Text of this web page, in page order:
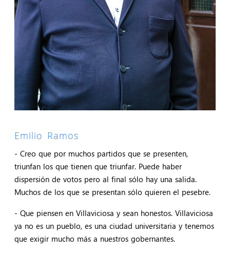
Emilio Ramos
- Creo que por muchos partidos que se presenten,
triunfan los que tienen que triunfar. Puede haber
dispersión de votos pero al final sólo hay una salida.
Muchos de los que se presentan sólo quieren el pesebre.
- Que piensen en Villaviciosa y sean honestos. Villaviciosa
ya no es un pueblo, es una ciudad universitaria y tenemos
que exigir mucho más a nuestros gobernantes.